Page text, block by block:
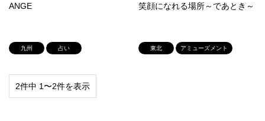
ANGE
九州 占い
笑顔になれる場所～であとき～
東北 アミューズメント
2件中 1〜2件を表示